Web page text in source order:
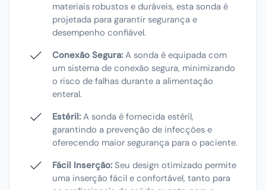
materiais robustos e duráveis, esta sonda é
projetada para garantir segurança e
desempenho confiável.
Conexão Segura: A sonda é equipada com
um sistema de conexão segura, minimizando
o risco de falhas durante a alimentação
enteral.
Estéril: A sonda é fornecida estéril,
garantindo a prevenção de infecções e
oferecendo maior segurança para o paciente.
Fácil Inserção: Seu design otimizado permite
uma inserção fácil e confortável, tanto para